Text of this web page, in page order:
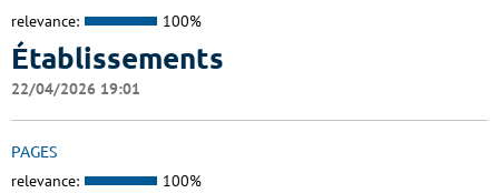
relevance: 100%
Établissements
22/04/2026 19:01
PAGES
relevance: 100%